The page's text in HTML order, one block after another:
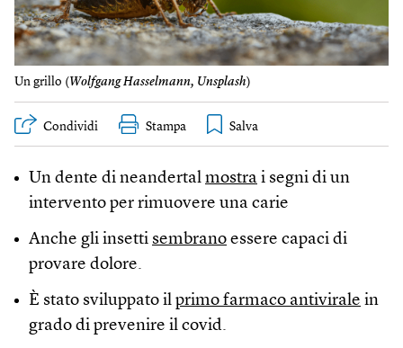
Un grillo ( Wolfgang Hasselmann, Unsplash)
Condividi Stampa
Un dente di neandertal mostra i segni di un
intervento per rimuovere una carie
Anche gli insetti sembrano essere capaci di
provare dolore.
È stato sviluppato il primo farmaco antivirale in
grado di prevenire il covid.